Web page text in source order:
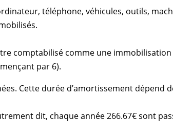
téléphone, véhicules, outils,
comptabilisé comme une
par 6).
Cette durée d’amortissement dépend
dit, chaque année 266.67€ sont